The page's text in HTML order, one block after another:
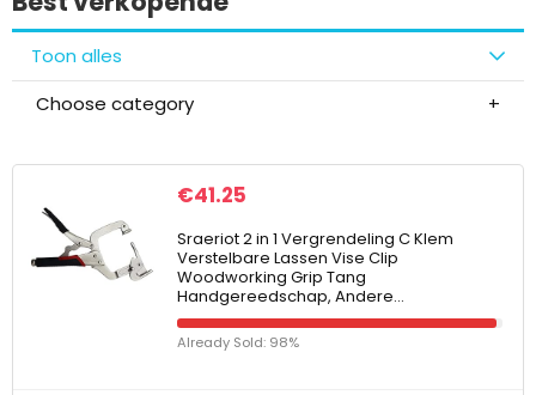
Toon alles
Choose category
€41.25
Sraeriot 2 in 1 Vergrendeling C Klem
Verstelbare Lassen Vise Clip
Woodworking Grip Tang
Handgereedschap, Andere…
Already Sold: 98%